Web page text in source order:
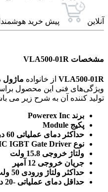
آنلاین پیش خرید
مشخصات VLA500-01R
VLA500-01R از خانواده
ویژگی‌های فنی این محصول
تولید کننده آن به شرح زیر می
برند Powerex Inc
پکیج Module
حداکثر دمای عملیاتی 60 درجه سانتیگراد
نوع Hybrid IC IGBT Gate Driver
ولتاژ خروجی 15.8 ولت
جریان خروجی 12 آمپر
حداکثر ولتاژ ورودی 50 ولت
حداقل دمای عملیاتی -20 درجه سانتیگراد